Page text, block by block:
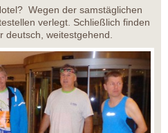
Wegen der samstäglichen
verlegt. Schließlich finden
weitestgehend.